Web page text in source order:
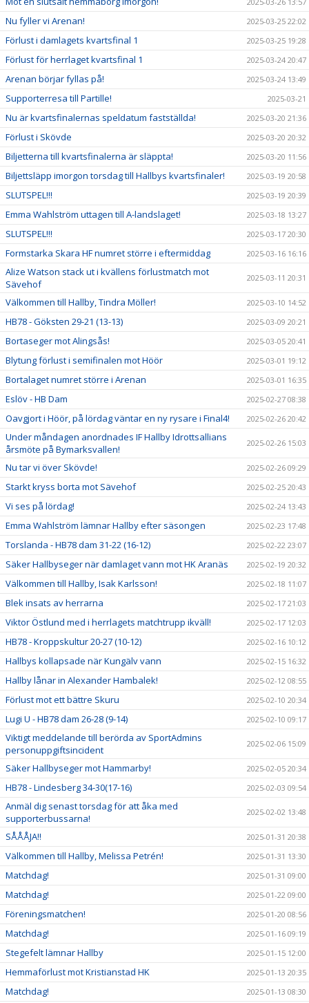
Nu fyller vi Arenan! 2025-03-25 22:02
Förlust i damlagets kvartsfinal 1 2025-03-25 19:28
Förlust för herrlaget kvartsfinal 1 2025-03-24 20:47
Arenan börjar fyllas på! 2025-03-24 13:49
Supporterresa till Partille! 2025-03-21
Nu är kvartsfinalernas speldatum fastställda! 2025-03-20 21:36
Förlust i Skövde 2025-03-20 20:32
Biljetterna till kvartsfinalerna är släppta! 2025-03-20 11:56
Biljettsläpp imorgon torsdag till Hallbys kvartsfinaler! 2025-03-19 20:58
SLUTSPEL!!! 2025-03-19 20:39
Emma Wahlström uttagen till A-landslaget! 2025-03-18 13:27
SLUTSPEL!!! 2025-03-17 20:30
Formstarka Skara HF numret större i eftermiddag 2025-03-16 16:16
Alize Watson stack ut i kvällens förlustmatch mot
Sävehof
2025-03-11 20:31
Välkommen till Hallby, Tindra Möller! 2025-03-10 14:52
HB78 - Göksten 29-21 (13-13) 2025-03-09 20:21
Bortaseger mot Alingsås! 2025-03-05 20:41
Blytung förlust i semifinalen mot Höör 2025-03-01 19:12
Bortalaget numret större i Arenan 2025-03-01 16:35
Eslöv - HB Dam 2025-02-27 08:38
Oavgjort i Höör, på lördag väntar en ny rysare i Final4! 2025-02-26 20:42
Under måndagen anordnades IF Hallby Idrottsallians
årsmöte på Bymarksvallen!
2025-02-26 15:03
Nu tar vi över Skövde! 2025-02-26 09:29
Starkt kryss borta mot Sävehof 2025-02-25 20:43
Vi ses på lördag! 2025-02-24 13:43
Emma Wahlström lämnar Hallby efter säsongen 2025-02-23 17:48
Torslanda - HB78 dam 31-22 (16-12) 2025-02-22 23:07
Säker Hallbyseger när damlaget vann mot HK Aranäs 2025-02-19 20:32
Välkommen till Hallby, Isak Karlsson! 2025-02-18 11:07
Blek insats av herrarna 2025-02-17 21:03
Viktor Östlund med i herrlagets matchtrupp ikväll! 2025-02-17 12:03
HB78 - Kroppskultur 20-27 (10-12) 2025-02-16 10:12
Hallbys kollapsade när Kungälv vann 2025-02-15 16:32
Hallby lånar in Alexander Hambalek! 2025-02-12 08:55
Förlust mot ett bättre Skuru 2025-02-10 20:34
Lugi U - HB78 dam 26-28 (9-14) 2025-02-10 09:17
Viktigt meddelande till berörda av SportAdmins
personuppgiftsincident
2025-02-06 15:09
Säker Hallbyseger mot Hammarby! 2025-02-05 20:34
HB78 - Lindesberg 34-30(17-16) 2025-02-03 09:54
Anmäl dig senast torsdag för att åka med
supporterbussarna!
2025-02-02 13:48
SÅÅÅJA!! 2025-01-31 20:38
Välkommen till Hallby, Melissa Petrén! 2025-01-31 13:30
Matchdag! 2025-01-31 09:00
Matchdag! 2025-01-22 09:00
Föreningsmatchen! 2025-01-20 08:56
Matchdag! 2025-01-16 09:19
Stegefelt lämnar Hallby 2025-01-15 12:00
Hemmaförlust mot Kristianstad HK 2025-01-13 20:35
Matchdag! 2025-01-13 08:30